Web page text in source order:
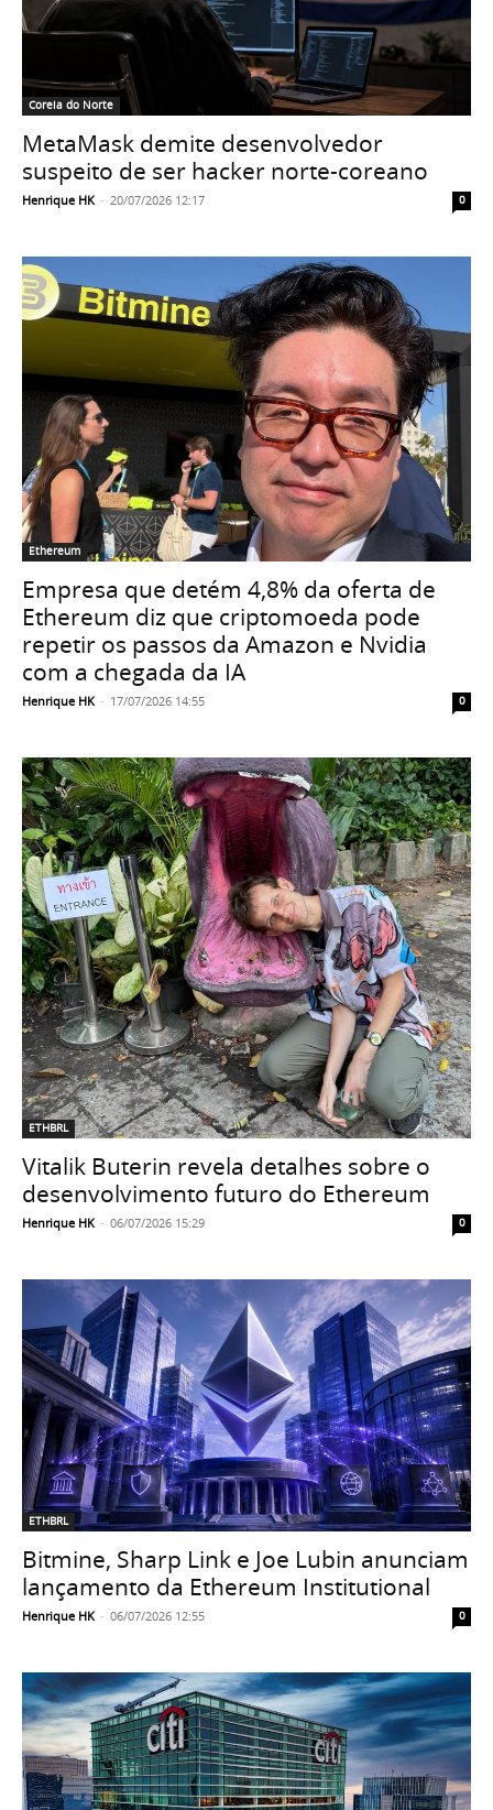
Coreia do Norte
MetaMask demite desenvolvedor
suspeito de ser hacker norte-coreano
Henrique HK - 20/07/2026 12:17 0
Ethereum
Empresa que detém 4,8% da oferta de
Ethereum diz que criptomoeda pode
repetir os passos da Amazon e Nvidia
com a chegada da IA
Henrique HK - 17/07/2026 14:55 0
ETHBRL
Vitalik Buterin revela detalhes sobre o
desenvolvimento futuro do Ethereum
Henrique HK - 06/07/2026 15:29 0
ETHBRL
Bitmine, Sharp Link e Joe Lubin anunciam
lançamento da Ethereum Institutional
Henrique HK - 06/07/2026 12:55 0